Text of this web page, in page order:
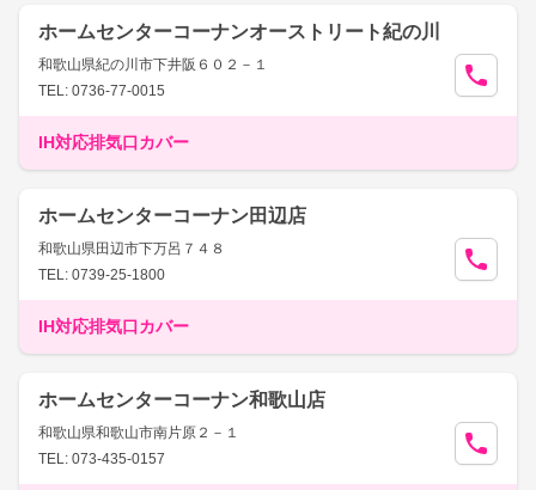
ホームセンターコーナンオーストリート紀の川
和歌山県紀の川市下井阪６０２－１
TEL: 0736-77-0015
IH対応排気口カバー
ホームセンターコーナン田辺店
和歌山県田辺市下万呂７４８
TEL: 0739-25-1800
IH対応排気口カバー
ホームセンターコーナン和歌山店
和歌山県和歌山市南片原２－１
TEL: 073-435-0157